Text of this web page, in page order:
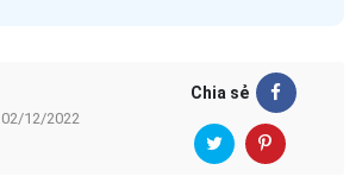
02/12/2022
Chia sẻ